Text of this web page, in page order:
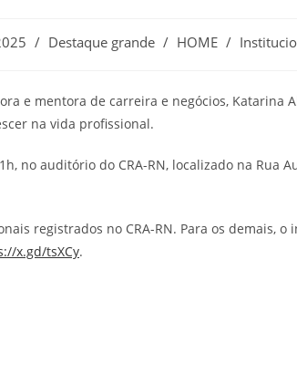
/ Destaque grande / HOME /
e mentora de carreira e negócios, Katarina
na vida profissional.
no auditório do CRA-RN, localizado na Rua
registrados no CRA-RN. Para os demais, o
x.gd/tsXCy.